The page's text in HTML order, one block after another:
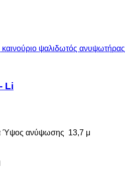
καινούριο ψαλιδωτός ανυψωτήρας
Li
Ύψος ανύψωσης 13,7 μ